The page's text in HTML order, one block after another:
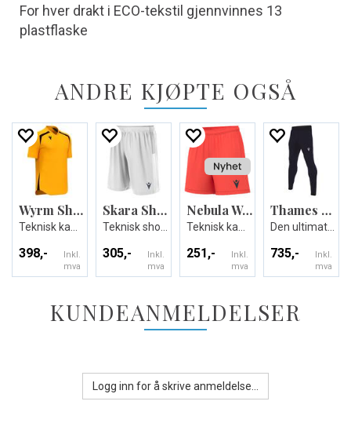
For hver drakt i ECO-tekstil gjennvinnes 13
plastflaske
ANDRE KJØPTE OGSÅ
Wyrm Shirt
398,-
Inkl.
mva
Skara Short
305,-
Inkl.
mva
Nebula Woman Shorts
251,-
Inkl.
mva
Thames Hero Pant
Den ultimate treningsbuksen - Unisex
735,-
Inkl.
mva
KUNDEANMELDELSER
Logg inn for å skrive anmeldelse...